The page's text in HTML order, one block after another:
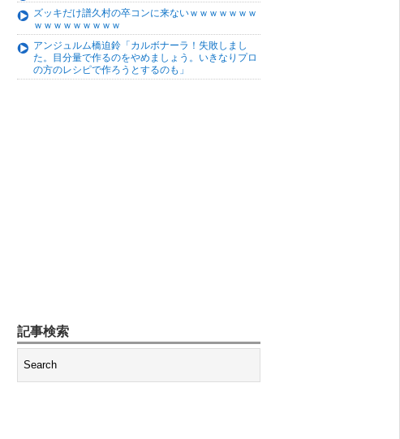
ズッキだけ譜久村の卒コンに来ないｗｗｗｗｗｗｗ
ｗｗｗｗｗｗｗｗｗ
アンジュルム橋迫鈴「カルボナーラ！失敗しまし
た。目分量で作るのをやめましょう。いきなりプロ
の方のレシピで作ろうとするのも」
記事検索